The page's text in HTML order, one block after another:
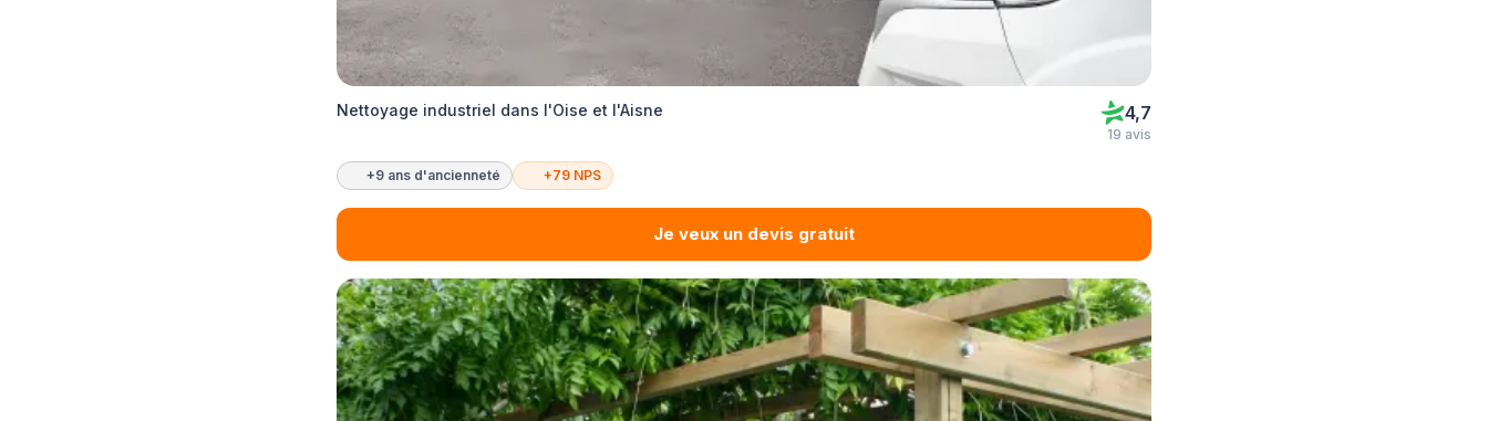
Nettoyage industriel dans l'Oise et l'Aisne 4,7
19 avis
+9 ans d'ancienneté +79 NPS
Je veux un devis gratuit